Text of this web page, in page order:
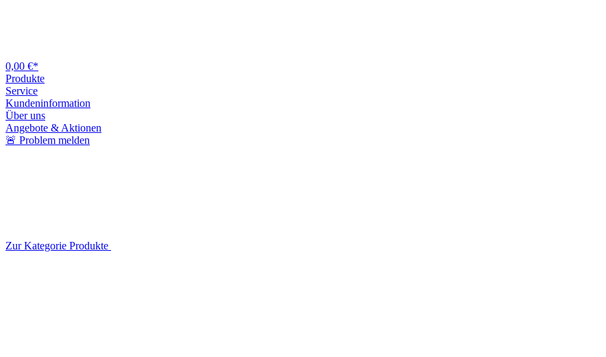
0,00 €*
Produkte
Service
Kundeninformation
Über uns
Angebote & Aktionen
🚨 Problem melden
Zur Kategorie Produkte